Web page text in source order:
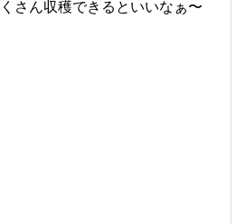
さん収穫できるといいなぁ〜